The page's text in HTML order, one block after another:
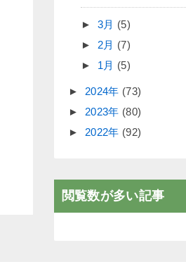
► 3月 (5)
► 2月 (7)
► 1月 (5)
► 2024年 (73)
► 2023年 (80)
► 2022年 (92)
閲覧数が多い記事